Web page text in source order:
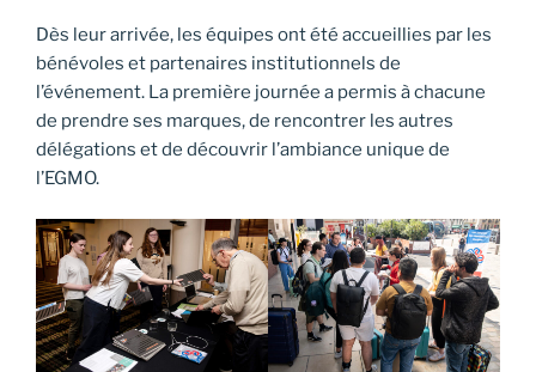
Dès leur arrivée, les équipes ont été accueillies par les
bénévoles et partenaires institutionnels de
l’événement. La première journée a permis à chacune
de prendre ses marques, de rencontrer les autres
délégations et de découvrir l’ambiance unique de
l’EGMO.